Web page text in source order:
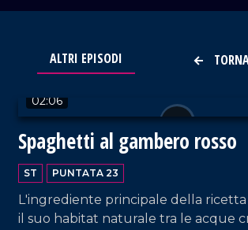
ALTRI EPISODI
02:06
Spaghetti al gambero rosso
ST PUNTATA 23
L'ingrediente principale della
il suo habitat naturale tra le acque
VAI AL TITOLO